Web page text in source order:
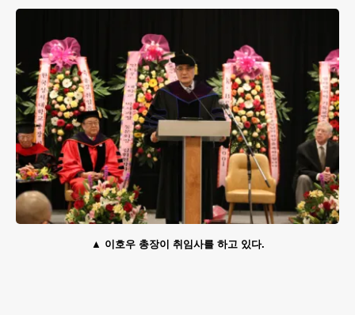
이호우 총장이 취임사를 하고 있다.